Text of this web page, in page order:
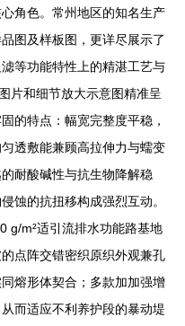
角色。常州地区的知名生产
图及样板图，更详尽展示了
等功能特性上的精湛工艺与
片和细节放大示意图精准呈
的特点：幅宽完整度平稳，
透敷能兼顾高拉伸力与蠕变
耐酸碱性与抗生物降解稳
蚀的抗扭移构成强烈互动。
g/m²适引流排水功能路基地
点阵交错密织原织外观兼孔
熔形体契合；多款加加强增
而适应不利养护段的暴动堤